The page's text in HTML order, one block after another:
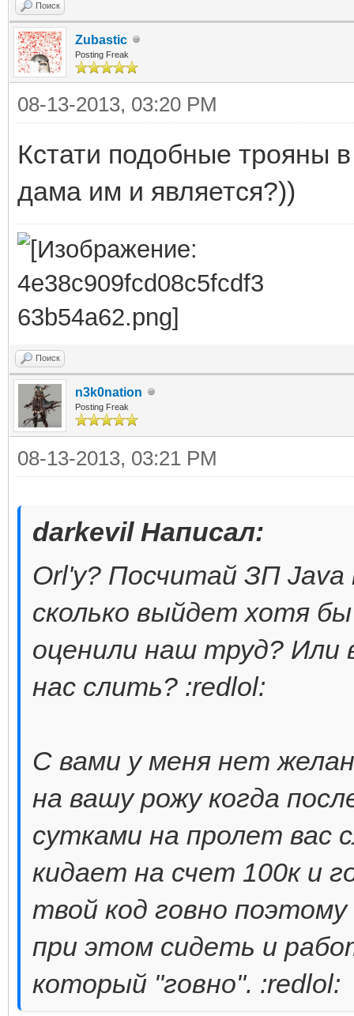
Поиск
Zubastic
Posting Freak
08-13-2013, 03:20 PM
Кстати подобные трояны
дама им и является?))
Поиск
n3k0nation
Posting Freak
08-13-2013, 03:21 PM
darkevil Написал:
Orl'y? Посчитай ЗП
сколько выйдет хотя
оценили наш труд? Или
нас слить? :redlol:
С вами у меня нет
на вашу рожу когда
сутками на пролет вас
кидает на счет 100к и
твой код говно
при этом сидеть и
который "говно". :redlol: